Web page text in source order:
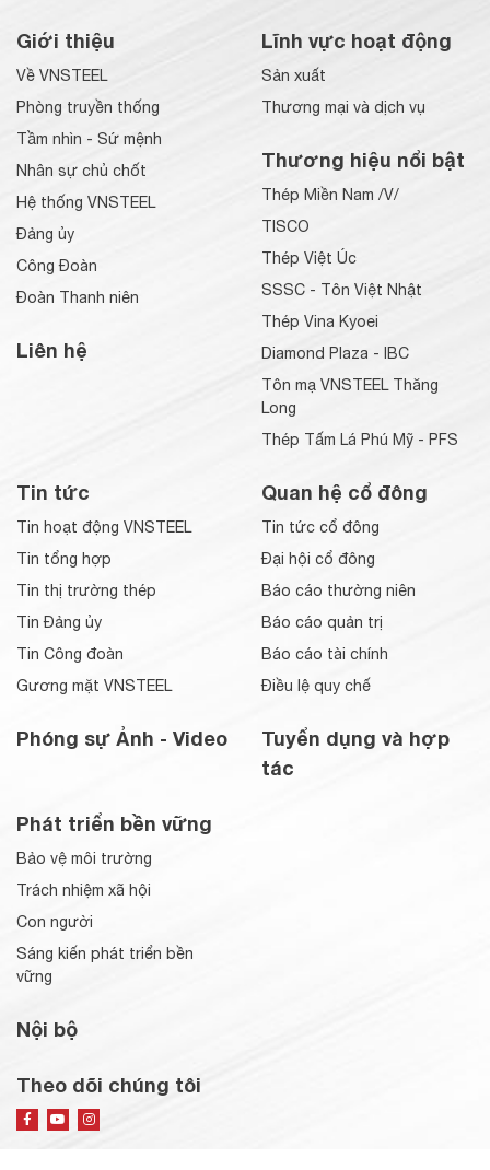
Giới thiệu
Về VNSTEEL
Phòng truyền thống
Tầm nhìn - Sứ mệnh
Nhân sự chủ chốt
Hệ thống VNSTEEL
Đảng ủy
Công Đoàn
Đoàn Thanh niên
Liên hệ
Lĩnh vực hoạt động
Sản xuất
Thương mại và dịch vụ
Thương hiệu nổi bật
Thép Miền Nam /V/
TISCO
Thép Việt Úc
SSSC - Tôn Việt Nhật
Thép Vina Kyoei
Diamond Plaza - IBC
Tôn mạ VNSTEEL Thăng
Long
Thép Tấm Lá Phú Mỹ - PFS
Tin tức
Tin hoạt động VNSTEEL
Tin tổng hợp
Tin thị trường thép
Tin Đảng ủy
Tin Công đoàn
Gương mặt VNSTEEL
Phóng sự Ảnh - Video
Quan hệ cổ đông
Tin tức cổ đông
Đại hội cổ đông
Báo cáo thường niên
Báo cáo quản trị
Báo cáo tài chính
Điều lệ quy chế
Tuyển dụng và hợp
tác
Phát triển bền vững
Bảo vệ môi trường
Trách nhiệm xã hội
Con người
Sáng kiến phát triển bền
vững
Nội bộ
Theo dõi chúng tôi